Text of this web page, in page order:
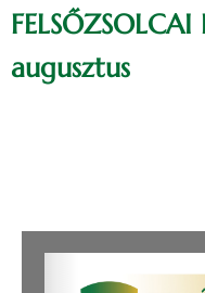
augusztus